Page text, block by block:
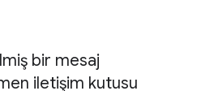
bir mesaj
iletişim kutusu